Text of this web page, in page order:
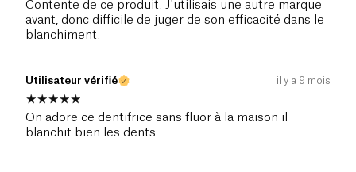
Contente de ce produit. J'utilisais une autre marque
avant, donc difficile de juger de son efficacité dans le
blanchiment.
Utilisateur vérifié il y a 9 mois
On adore ce dentifrice sans fluor à la maison il
blanchit bien les dents